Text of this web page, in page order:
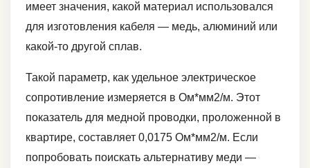
имеет значения, какой материал использовался
для изготовления кабеля — медь, алюминий или
какой-то другой сплав.
Такой параметр, как удельное электрическое
сопротивление измеряется в Ом*мм2/м. Этот
показатель для медной проводки, проложенной в
квартире, составляет 0,0175 Ом*мм2/м. Если
попробовать поискать альтернативу меди —